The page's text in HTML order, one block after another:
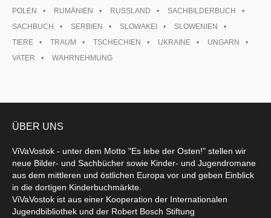
POLEN
RUMÄNIEN RUSSLAND
SACHBILDERBUCH
SACHBUCH
SERBIEN SLOWAKEI
SLOWENIEN
TIERE
TRAUM TSCHECHIEN UKRAINE
UNGARN
VATER
WAHRNEHMUNG
ÜBER UNS
ViVaVostok - unter dem Motto "Es lebe der Osten!" stellen wir
neue Bilder- und Sachbücher sowie Kinder- und Jugendromane
aus dem mittleren und östlichen Europa vor und geben Einblick
in die dortigen Kinderbuchmärkte.
ViVaVostok ist aus einer Kooperation der Internationalen
Jugendbibliothek und der Robert Bosch Stiftung